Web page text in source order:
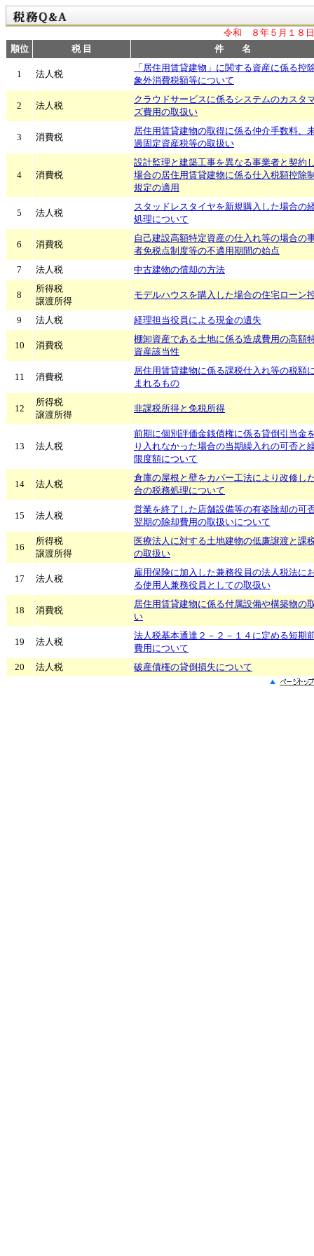
令和 ８年５月１８
順位
税 目 件 名
1 法人税
「居住用賃貸建物」に関する資産に係る控
象外消費税額等について
2 法人税
クラウドサービスに係るシステムのカスタ
ズ費用の取扱い
3 消費税
居住用賃貸建物の取得に係る仲介手数料、
過固定資産税等の取扱い
4 消費税
設計監理と建築工事を異なる事業者と契約
場合の居住用賃貸建物に係る仕入税額控除
規定の適用
5 法人税
スタッドレスタイヤを新規購入した場合の
処理について
6 消費税
自己建設高額特定資産の仕入れ等の場合の
者免税点制度等の不適用期間の始点
7
法人税 中古建物の償却の方法
8
所得税
譲渡所得
モデルハウスを購入した場合の住宅ローン
9 法人税 経理担当役員による現金の遺失
10 消費税
棚卸資産である土地に係る造成費用の高額
資産該当性
11 消費税
居住用賃貸建物に係る課税仕入れ等の税額
まれるもの
12
所得税
譲渡所得
非課税所得と免税所得
13 法人税
前期に個別評価金銭債権に係る貸倒引当金
り入れなかった場合の当期繰入れの可否と
限度額について
14 法人税
倉庫の屋根と壁をカバー工法により改修し
合の税務処理について
15 法人税
営業を終了した店舗設備等の有姿除却の可
翌期の除却費用の取扱いについて
16
所得税
譲渡所得
医療法人に対する土地建物の低廉譲渡と課
の取扱い
17 法人税
雇用保険に加入した兼務役員の法人税法に
る使用人兼務役員としての取扱い
18 消費税
居住用賃貸建物に係る付属設備や構築物の
い
19 法人税
法人税基本通達２－２－１４に定める短期
費用について
20
法人税 破産債権の貸倒損失について